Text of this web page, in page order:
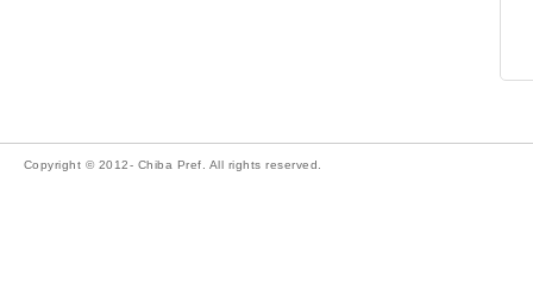
Copyright © 2012- Chiba Pref. All rights reserved.